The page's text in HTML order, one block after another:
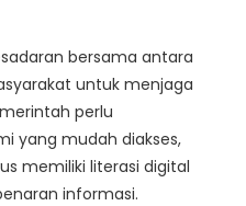
bersama antara
untuk menjaga
perlu
yang mudah diakses,
memiliki literasi digital
informasi.